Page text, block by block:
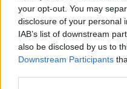
your opt-out. You may
disclosure of your personal
IAB’s list of downstream
also be disclosed by us to
Downstream Participants